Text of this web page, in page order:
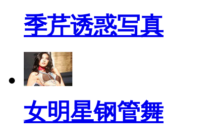
季芹诱惑写真
女明星钢管舞